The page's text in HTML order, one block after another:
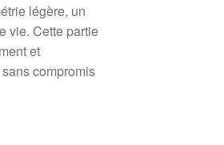
légère, un
vie. Cette partie
et
compromis